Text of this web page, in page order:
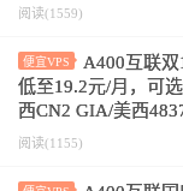
阅读(1559)
便宜VPS
A400互联
低至19.2元/月，可
西CN2 GIA/美西
阅读(1155)